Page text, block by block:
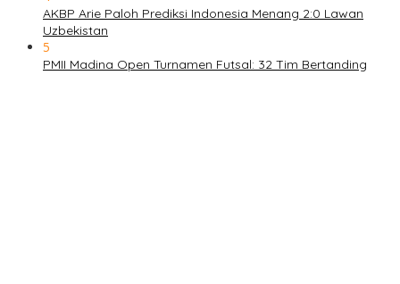
AKBP Arie Paloh Prediksi Indonesia Menang 2:0 Lawan
Uzbekistan
5
PMII Madina Open Turnamen Futsal: 32 Tim Bertanding